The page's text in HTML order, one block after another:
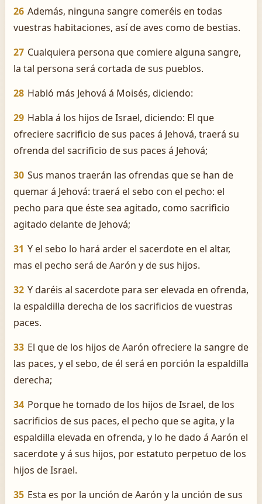
26 Además, ninguna sangre comeréis en todas
vuestras habitaciones, así de aves como de bestias.
27 Cualquiera persona que comiere alguna sangre,
la tal persona será cortada de sus pueblos.
28 Habló más Jehová á Moisés, diciendo:
29 Habla á los hijos de Israel, diciendo: El que
ofreciere sacrificio de sus paces á Jehová, traerá su
ofrenda del sacrificio de sus paces á Jehová;
30 Sus manos traerán las ofrendas que se han de
quemar á Jehová: traerá el sebo con el pecho: el
pecho para que éste sea agitado, como sacrificio
agitado delante de Jehová;
31 Y el sebo lo hará arder el sacerdote en el altar,
mas el pecho será de Aarón y de sus hijos.
32 Y daréis al sacerdote para ser elevada en ofrenda,
la espaldilla derecha de los sacrificios de vuestras
paces.
33 El que de los hijos de Aarón ofreciere la sangre de
las paces, y el sebo, de él será en porción la espaldilla
derecha;
34 Porque he tomado de los hijos de Israel, de los
sacrificios de sus paces, el pecho que se agita, y la
espaldilla elevada en ofrenda, y lo he dado á Aarón el
sacerdote y á sus hijos, por estatuto perpetuo de los
hijos de Israel.
35 Esta es por la unción de Aarón y la unción de sus